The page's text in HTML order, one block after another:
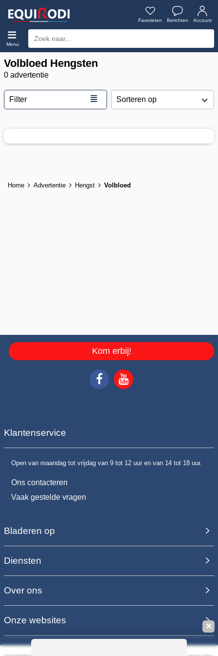
Favorieten Berichten Account
Menu
Volbloed Hengsten
0 advertentie
Filter ≣
Home Advertentie Hengst Volbloed
Kom erbij!
Klantenservice
Open van maandag tot vrijdag van 9 tot 12 uur en van 14 tot 18 uur.
Ons contacteren
Vaak gestelde vragen
Bladeren op
Diensten
Over ons
Onze websites
✕